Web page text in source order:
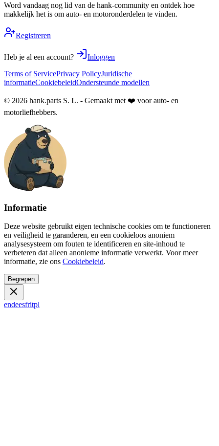
Word vandaag nog lid van de hank-community en ontdek hoe
makkelijk het is om auto- en motoronderdelen te vinden.
Registreren
Heb je al een account?
Inloggen
Terms of ServicePrivacy PolicyJuridische
informatieCookiebeleidOndersteunde modellen
© 2026 hank.parts S. L. - Gemaakt met ❤️ voor auto- en
motorliefhebbers.
Informatie
Deze website gebruikt eigen technische cookies om te functioneren
en veiligheid te garanderen, en een cookieloos anoniem
analysesysteem om fouten te identificeren en site-inhoud te
verbeteren dat alleen anonieme informatie verwerkt. Voor meer
informatie, zie ons Cookiebeleid.
Begrepen
endeesfritpl